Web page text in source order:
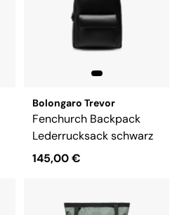
Bolongaro Trevor
Fenchurch Backpack
Lederrucksack schwarz
145,00 €